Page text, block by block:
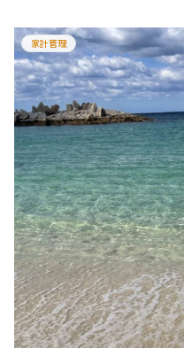
家計管理